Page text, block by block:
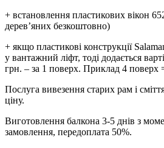
+ встановлення пластикових вікон
дерев’яних безкоштовно)
+ якщо пластикові конструкції
у вантажний ліфт, тоді додається
грн. – за 1 поверх. Приклад 4 поверх
Послуга вивезення старих рам і
ціну.
Виготовлення балкона 3-5 днів з
замовлення, передоплата 50%.